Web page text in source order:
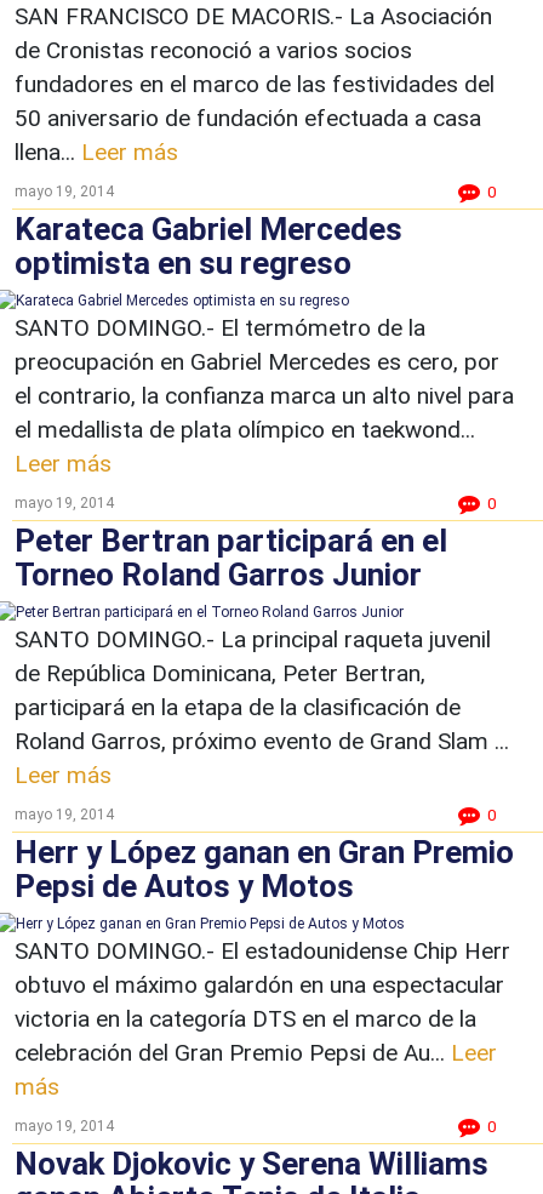
SAN FRANCISCO DE MACORIS.- La Asociación
de Cronistas reconoció a varios socios
fundadores en el marco de las festividades del
50 aniversario de fundación efectuada a casa
llena... Leer más
mayo 19, 2014 0
Karateca Gabriel Mercedes
optimista en su regreso
SANTO DOMINGO.- El termómetro de la
preocupación en Gabriel Mercedes es cero, por
el contrario, la confianza marca un alto nivel para
el medallista de plata olímpico en taekwond...
Leer más
mayo 19, 2014 0
Peter Bertran participará en el
Torneo Roland Garros Junior
SANTO DOMINGO.- La principal raqueta juvenil
de República Dominicana, Peter Bertran,
participará en la etapa de la clasificación de
Roland Garros, próximo evento de Grand Slam ...
Leer más
mayo 19, 2014 0
Herr y López ganan en Gran Premio
Pepsi de Autos y Motos
SANTO DOMINGO.- El estadounidense Chip Herr
obtuvo el máximo galardón en una espectacular
victoria en la categoría DTS en el marco de la
celebración del Gran Premio Pepsi de Au... Leer
más
mayo 19, 2014 0
Novak Djokovic y Serena Williams